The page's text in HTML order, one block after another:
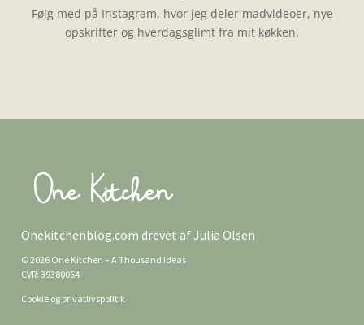
Følg med på Instagram, hvor jeg deler madvideoer, nye
opskrifter og hverdagsglimt fra mit køkken.
Onekitchenblog.com drevet af Julia Olsen
© 2026 One Kitchen – A Thousand Ideas
CVR: 39380064
Cookie og privatlivspolitik